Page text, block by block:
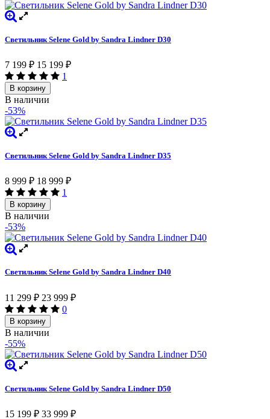
Светильник Selene Gold by Sandra Lindner D30
7 199 ₽ 15 199 ₽
1
В корзину
В наличии
-53%
Светильник Selene Gold by Sandra Lindner D35
8 999 ₽ 18 999 ₽
1
В корзину
В наличии
-53%
Светильник Selene Gold by Sandra Lindner D40
11 299 ₽ 23 999 ₽
0
В корзину
В наличии
-55%
Светильник Selene Gold by Sandra Lindner D50
15 199 ₽ 33 999 ₽